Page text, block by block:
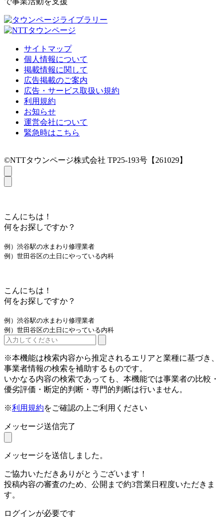
サイトマップ
個人情報について
掲載情報に関して
広告掲載のご案内
広告・サービス取扱い規約
利用規約
お知らせ
運営会社について
緊急時はこちら
©NTTタウンページ株式会社 TP25-193号【261029】
こんにちは！
何をお探しですか？
例）渋谷駅の水まわり修理業者
例）世田谷区の土日にやっている内科
こんにちは！
何をお探しですか？
例）渋谷駅の水まわり修理業者
例）世田谷区の土日にやっている内科
※本機能は検索内容から推定されるエリアと業種に基づき、
事業者情報の検索を補助するものです。
いかなる内容の検索であっても、本機能では事業者の比較・
優劣評価・断定的判断・専門的判断は行いません。
※利用規約をご確認の上ご利用ください
メッセージ送信完了
メッセージを送信しました。
ご協力いただきありがとうございます！
投稿内容の審査のため、公開まで約3営業日程度いただきま
す。
ログインが必要です